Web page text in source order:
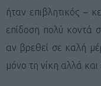
ήταν επιβλητικός –
επίδοση πολύ κοντά
αν βρεθεί σε καλή
μόνο τη νίκη αλλά